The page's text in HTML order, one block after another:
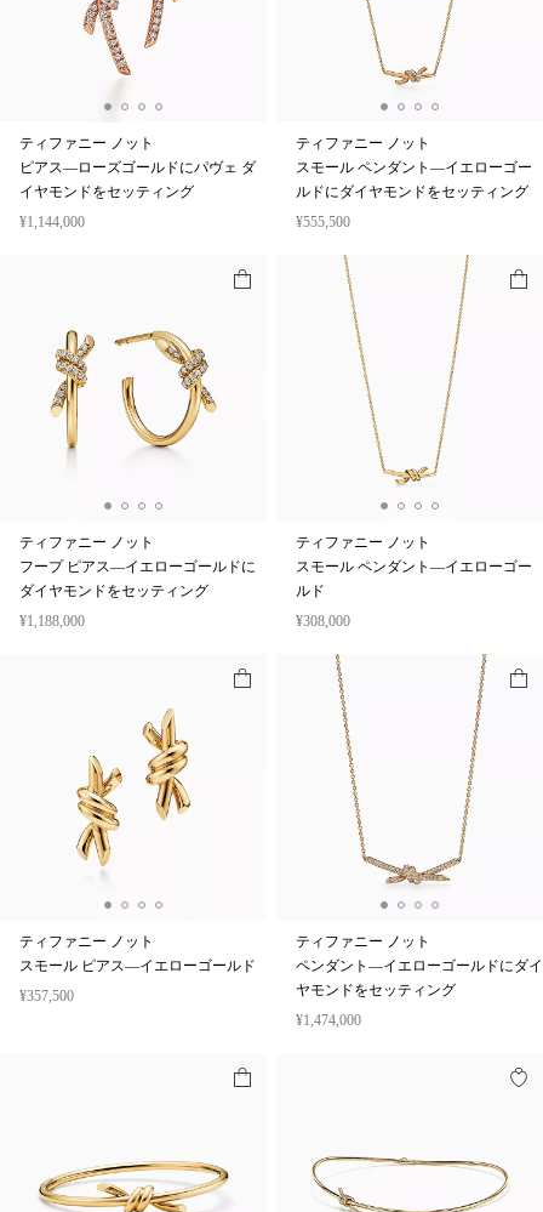
ティファニー ノット
ピアス—ローズゴールドにパヴェ ダ
イヤモンドをセッティング
¥1,144,000
ティファニー ノット
スモール ペンダント—イエローゴー
ルドにダイヤモンドをセッティング
¥555,500
ティファニー ノット
フープ ピアス—イエローゴールドに
ダイヤモンドをセッティング
¥1,188,000
ティファニー ノット
スモール ペンダント—イエローゴー
ルド
¥308,000
ティファニー ノット
スモール ピアス—イエローゴールド
¥357,500
ティファニー ノット
ペンダント—イエローゴールドにダイ
ヤモンドをセッティング
¥1,474,000